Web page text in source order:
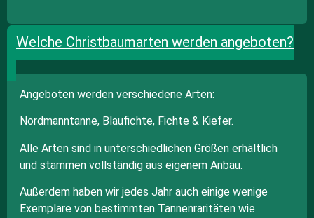
Welche Christbaumarten werden angeboten?
Angeboten werden verschiedene Arten:
Nordmanntanne, Blaufichte, Fichte & Kiefer.
Alle Arten sind in unterschiedlichen Größen erhältlich
und stammen vollständig aus eigenem Anbau.
Außerdem haben wir jedes Jahr auch einige wenige
Exemplare von bestimmten Tannenraritäten wie